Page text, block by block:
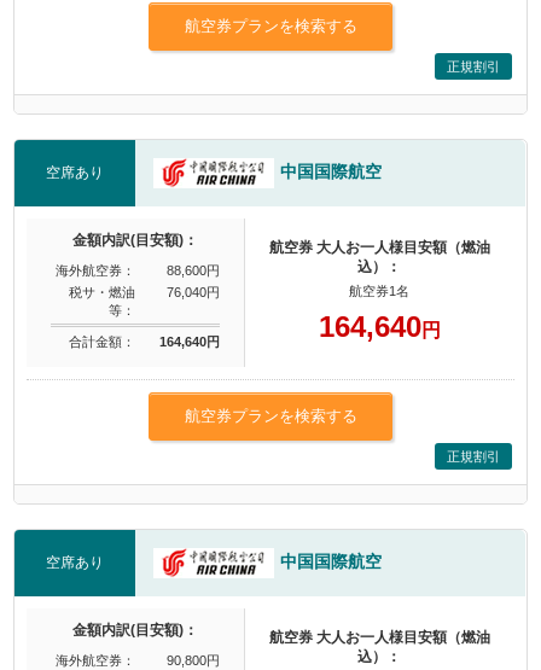
航空券プランを検索する
正規割引
空席あり 中国国際航空
金額内訳(目安額)：
海外航空券：
88,600円
税サ・燃油
等：
76,040円
合計金額： 164,640円
航空券 大人お一人様目安額（燃油
込）：
航空券1名
164,640円
航空券プランを検索する
正規割引
空席あり 中国国際航空
金額内訳(目安額)：
海外航空券：
90,800円
航空券 大人お一人様目安額（燃油
込）：